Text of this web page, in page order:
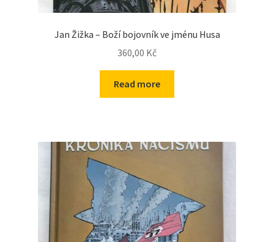
Jan Žižka – Boží bojovník ve jménu Husa
360,00 Kč
Read more